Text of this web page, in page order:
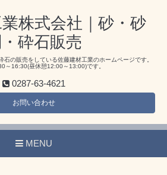
株式会社｜砂・砂
砕石販売
石の販売をしている佐藤建材工業のホームページです。
～16:30(昼休憩12:00～13:00)です。
0287-63-4621
お問い合わせ
MENU